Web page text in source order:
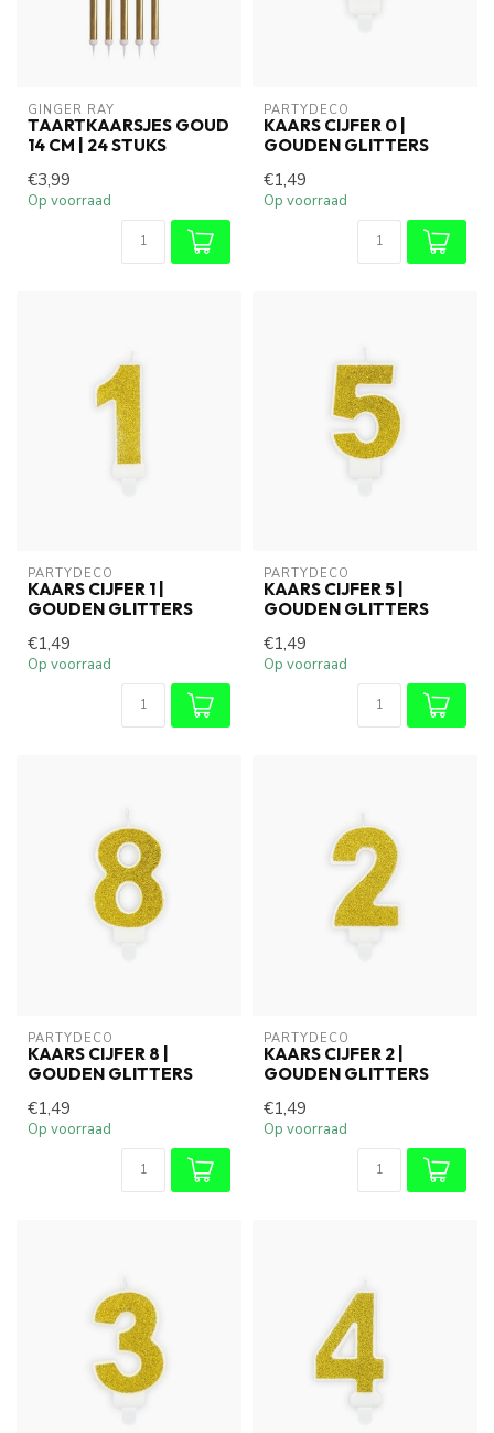
GINGER RAY
TAARTKAARSJES GOUD
14 CM | 24 STUKS
€3,99
Op voorraad
PARTYDECO
KAARS CIJFER 0 |
GOUDEN GLITTERS
€1,49
Op voorraad
PARTYDECO
KAARS CIJFER 1 |
GOUDEN GLITTERS
€1,49
Op voorraad
PARTYDECO
KAARS CIJFER 5 |
GOUDEN GLITTERS
€1,49
Op voorraad
PARTYDECO
KAARS CIJFER 8 |
GOUDEN GLITTERS
€1,49
Op voorraad
PARTYDECO
KAARS CIJFER 2 |
GOUDEN GLITTERS
€1,49
Op voorraad